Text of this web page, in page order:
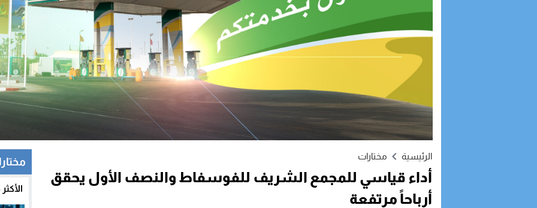
الرئيسية مختارات
أداء قياسي للمجمع الشريف للفوسفاط والنصف الأول يحقق
أرباحاً مرتفعة